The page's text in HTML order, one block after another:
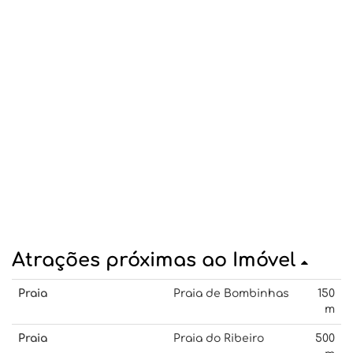
Atrações próximas ao Imóvel
Praia Praia de Bombinhas
150
m
Praia Praia do Ribeiro
500